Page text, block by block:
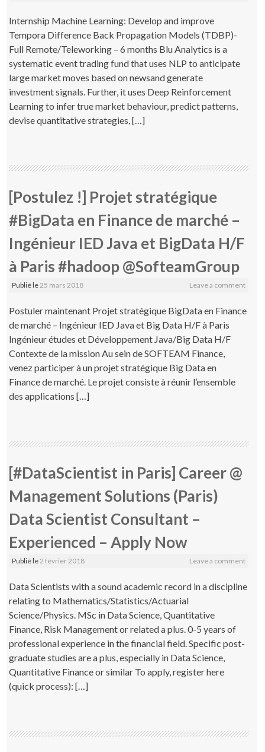
Internship Machine Learning: Develop and improve
Tempora Difference Back Propagation Models (TDBP)-
Full Remote/Teleworking – 6 months Blu Analytics is a
systematic event trading fund that uses NLP to anticipate
large market moves based on newsand generate
investment signals. Further, it uses Deep Reinforcement
Learning to infer true market behaviour, predict patterns,
devise quantitative strategies, […]
[Postulez !] Projet stratégique
#BigData en Finance de marché –
Ingénieur IED Java et BigData H/F
à Paris #hadoop @SofteamGroup
Publié le 25 mars 2018 Leave a comment
Postuler maintenant Projet stratégique BigData en Finance
de marché – Ingénieur IED Java et Big Data H/F à Paris
Ingénieur études et Développement Java/Big Data H/F
Contexte de la mission Au sein de SOFTEAM Finance,
venez participer à un projet stratégique Big Data en
Finance de marché. Le projet consiste à réunir l’ensemble
des applications […]
[#DataScientist in Paris] Career @
Management Solutions (Paris)
Data Scientist Consultant –
Experienced – Apply Now
Publié le 2 février 2018 Leave a comment
Data Scientists with a sound academic record in a discipline
relating to Mathematics/Statistics/Actuarial
Science/Physics. MSc in Data Science, Quantitative
Finance, Risk Management or related a plus. 0-5 years of
professional experience in the financial field. Specific post-
graduate studies are a plus, especially in Data Science,
Quantitative Finance or similar To apply, register here
(quick process): […]